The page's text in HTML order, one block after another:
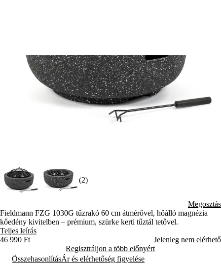
(2)
Megosztás
Fieldmann FZG 1030G tűzrakó 60 cm átmérővel, hőálló magnézia
kőedény kivitelben – prémium, szürke kerti tűztál tetővel.
Teljes leírás
46 990 Ft
Jelenleg nem elérhető
Regisztráljon a több előnyért
ÖsszehasonlításÁr és elérhetőség figyelése